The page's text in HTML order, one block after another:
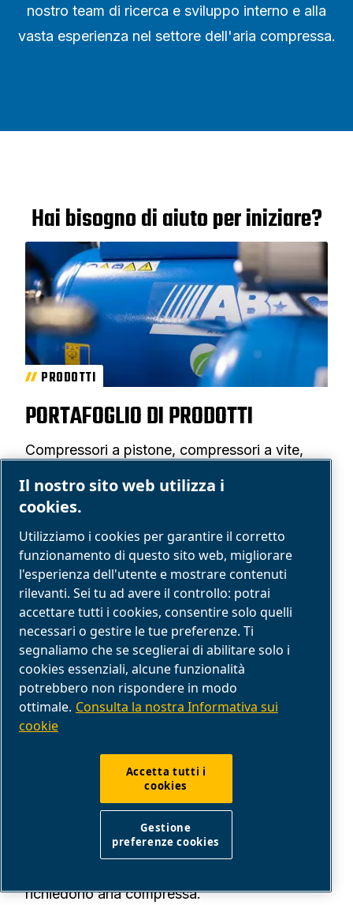
nostro team di ricerca e sviluppo interno e alla
vasta esperienza nel settore dell'aria compressa.
Hai bisogno di aiuto per iniziare?
PRODOTTI
PORTAFOGLIO DI PRODOTTI
Compressori a pistone, compressori a vite,
Guarda il portafoglio prodotti ABAC.
Trova prodotti
IDENTIFICA LE TUE ESIGENZE DI
richiedono aria compressa.
Il nostro sito web utilizza i
cookies.
Utilizziamo i cookies per garantire il corretto
funzionamento di questo sito web, migliorare
l'esperienza dell'utente e mostrare contenuti
rilevanti. Sei tu ad avere il controllo: potrai
accettare tutti i cookies, consentire solo quelli
necessari o gestire le tue preferenze. Ti
segnaliamo che se sceglierai di abilitare solo i
cookies essenziali, alcune funzionalità
potrebbero non rispondere in modo
ottimale. Consulta la nostra Informativa sui
cookie
Accetta tutti i
cookies
Gestione
preferenze cookies